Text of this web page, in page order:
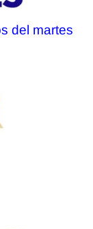
del martes